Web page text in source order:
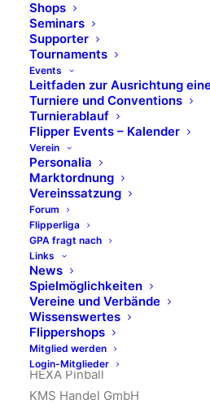
Shops
Seminars
Supporter
Tournaments
Events
Leitfaden zur Ausrichtung
Turniere und Conventions
Turnierablauf
Flipper Events – Kalender
Verein
Personalia
Marktordnung
Vereinssatzung
Forum
Flipperliga
GPA fragt nach
Links
News
Spielmöglichkeiten
Vereine und Verbände
Wissenswertes
Flippershops
Mitglied werden
Login-Mitglieder
10.–12. April 2026 · Bielefeld
German Pinball Open • Expo •
Premieren
Anmeldung & Tickets
Online-Anmeldung auf
(Link in Bio)
P.S.: A160 Tickets für die
Meisterschaft (German Pinball
bestellt. Wenn ihr auch dabei
jetzt euer Eintritts-Ticket und
Ticket.
Shops, Hersteller &
Das Line-up für 2026 steht –
Innovationen, Zubehör &
Eifel-Flipper
German Gaming Supplies
HEXA Pinball
KMS Handel GmbH